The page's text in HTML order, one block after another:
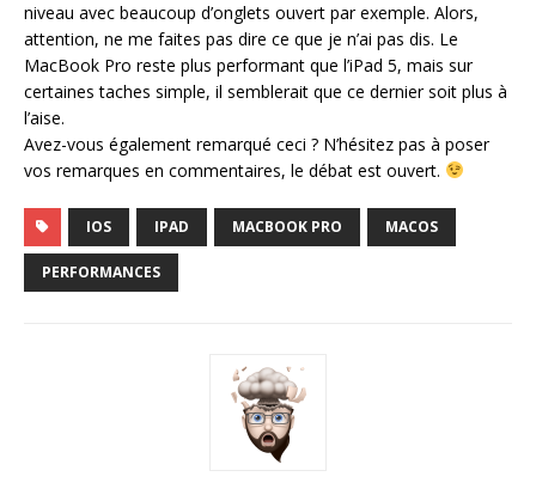
niveau avec beaucoup d’onglets ouvert par exemple. Alors,
attention, ne me faites pas dire ce que je n’ai pas dis. Le
MacBook Pro reste plus performant que l’iPad 5, mais sur
certaines taches simple, il semblerait que ce dernier soit plus à
l’aise.
Avez-vous également remarqué ceci ? N’hésitez pas à poser
vos remarques en commentaires, le débat est ouvert.
IOS IPAD MACBOOK PRO MACOS
PERFORMANCES